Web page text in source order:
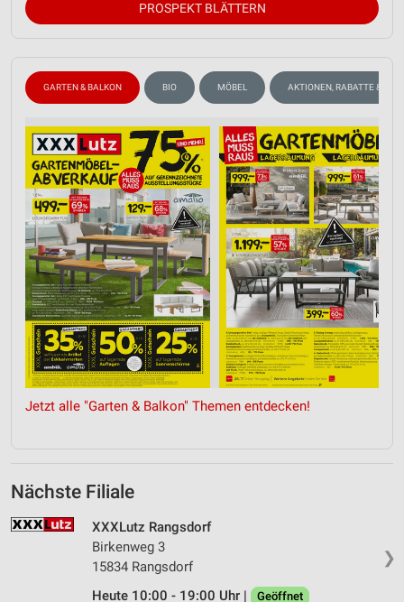
PROSPEKT BLÄTTERN
GARTEN & BALKON BIO MÖBEL AKTIONEN, RABATTE &
Jetzt alle "Garten & Balkon" Themen entdecken!
Nächste Filiale
❯
XXXLutz Rangsdorf
Birkenweg 3
15834 Rangsdorf
Heute 10:00 - 19:00 Uhr |
Geöffnet